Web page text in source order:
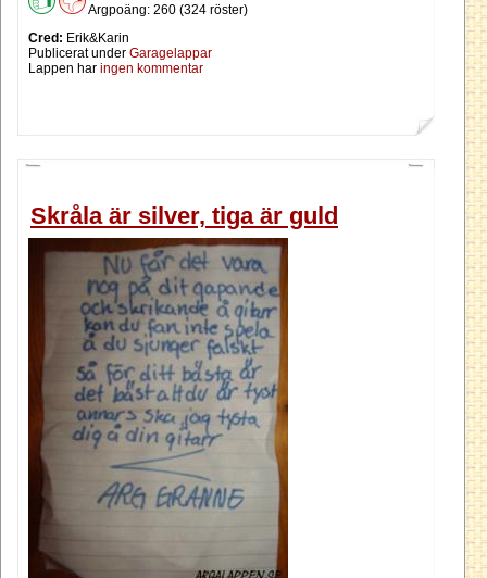
Argpoäng: 260 (324 röster)
Cred: Erik&Karin
Publicerat under Garagelappar
Lappen har ingen kommentar
Skråla är silver, tiga är guld